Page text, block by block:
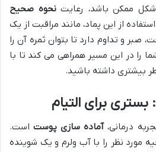
شکل ممکن باشد، رعایتنحوه صحیح
از این پماد، مانند مراقبت از یک
صبر و تداوم دارد تا بتوان ثمره آن را
را در این مسیر همراهی می کند تا با
بیشتری داشته باشید.
برای التیام
درمانی،آماده سازی پوستاست.
مورد نظر را با آب ولرم و یک شوینده